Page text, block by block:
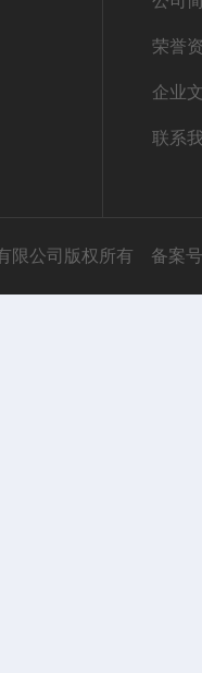
荣誉
企业
联系
限公司版权所有 备案